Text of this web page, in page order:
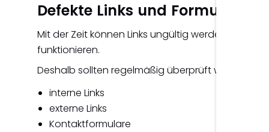
Defekte Links und Formulare
Mit der Zeit können Links ungültig werden oder
funktionieren.
Deshalb sollten regelmäßig überprüft werden:
interne Links
externe Links
Kontaktformulare